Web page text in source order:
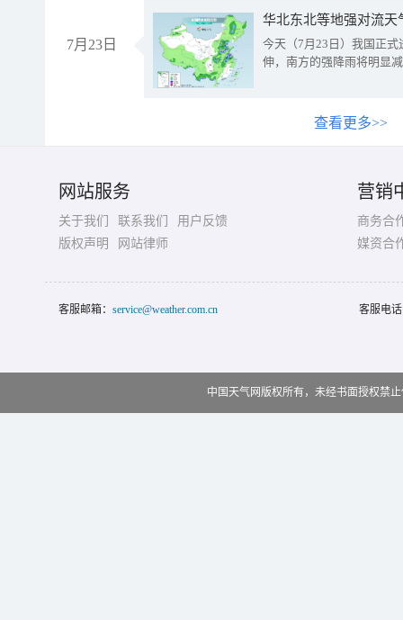
7月23日
华北东北等地强对流天
今天（7月23日）我国正
伸，南方的强降雨将明显
查看更多>>
网站服务
关于我们 联系我们
用户反馈
版权声明
网站律师
营销
商务合
媒资合
客服邮箱： service@weather.com.cn 客服电
中国天气网版权所有，未经书面授权